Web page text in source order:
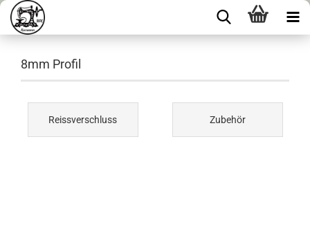
8mm Profil
Reissverschluss Zubehör